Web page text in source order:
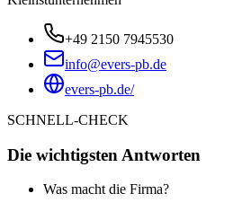
+49 2150 7945530
info@evers-pb.de
evers-pb.de/
SCHNELL-CHECK
Die wichtigsten Antworten
Was macht die Firma?